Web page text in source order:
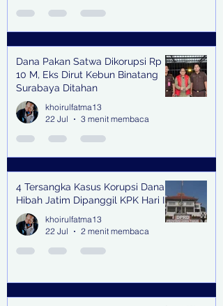
Dana Pakan Satwa Dikorupsi Rp
10 M, Eks Dirut Kebun Binatang
Surabaya Ditahan
khoirulfatma13
22 Jul
3 menit membaca
4 Tersangka Kasus Korupsi Dana
Hibah Jatim Dipanggil KPK Hari Ini
khoirulfatma13
22 Jul
2 menit membaca